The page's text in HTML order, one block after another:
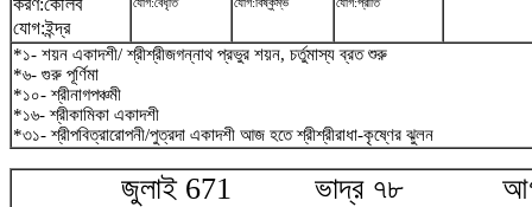
যোগ:ইন্দ্র
*১- শয়ন একাদশী/ শ্রীশ্রীজগন্নাথ প্রভুর শয়ন, চর্তুমাস্য ব্রত শুরু
*৬- গুরু পূর্ণিমা
*১০- শ্রীনাগপঞ্চমী
*১৬- শ্রীকামিকা একাদশী
*৩১- শ্রীপবিত্রারোপনী/পুত্রদা একাদশী আজ হতে শ্রীশ্রীরাধা-কৃষ্ণের ঝুলন
জুলাই 671 ভাদ্র ৭৮